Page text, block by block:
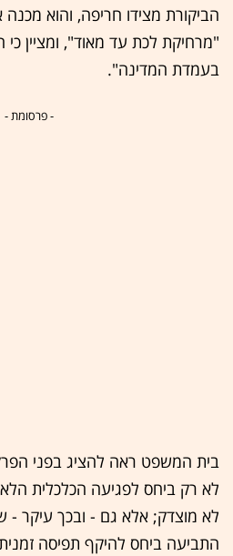
הביקורת מצידו חריפה, והוא
"מרחיקת לכת עד מאוד", ומציין כי
בעמדת המדינה".
- פרסומת -
בית המשפט ראה להציג בפני
לא רק ביחס לפגיעה הכלכלית
לא מוצדק; אלא גם - ובכך עיקר -
התביעה ביחס להיקף תפיסה